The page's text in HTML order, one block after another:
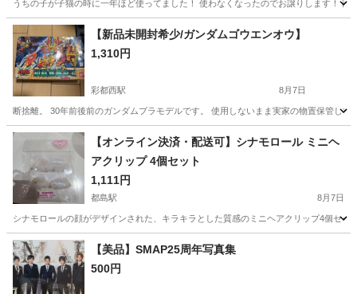
うちの子が子猫の時に一年ほど使ってました！ 使わなくなったのでお譲りします！
大阪 大阪市 海老江駅 その他
【新品未開封希少/ガンダムゴウエンオウ】
1,310円
彩都西駅 8月7日
断捨離。 30年前後前のガンダムプラモデルです。 使用しないまま実家の物置保管し
大阪 箕面市 彩都西駅 その他
【オンライン決済・配送可】シナモロール ミニヘ
アクリップ 4個セット
1,111円
都島駅 8月7日
シナモロールの顔がデザインされた、キラキラとした質感のミニヘアクリップ4個セ
大阪 大阪市 都島駅 シナモロール
【美品】SMAP25周年写真集
500円